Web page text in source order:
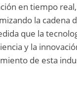
en tiempo
la cadena
que la
y la
de esta